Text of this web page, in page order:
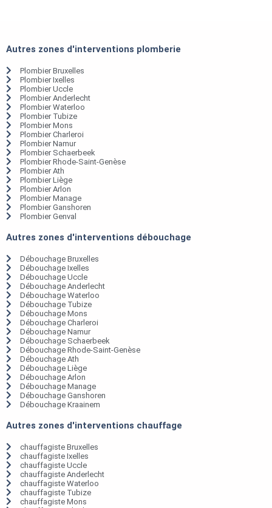
Autres zones d'interventions plomberie
Plombier Bruxelles
Plombier Ixelles
Plombier Uccle
Plombier Anderlecht
Plombier Waterloo
Plombier Tubize
Plombier Mons
Plombier Charleroi
Plombier Namur
Plombier Schaerbeek
Plombier Rhode-Saint-Genèse
Plombier Ath
Plombier Liège
Plombier Arlon
Plombier Manage
Plombier Ganshoren
Plombier Genval
Autres zones d'interventions débouchage
Débouchage Bruxelles
Débouchage Ixelles
Débouchage Uccle
Débouchage Anderlecht
Débouchage Waterloo
Débouchage Tubize
Débouchage Mons
Débouchage Charleroi
Débouchage Namur
Débouchage Schaerbeek
Débouchage Rhode-Saint-Genèse
Débouchage Ath
Débouchage Liège
Débouchage Arlon
Débouchage Manage
Débouchage Ganshoren
Débouchage Kraainem
Autres zones d'interventions chauffage
chauffagiste Bruxelles
chauffagiste Ixelles
chauffagiste Uccle
chauffagiste Anderlecht
chauffagiste Waterloo
chauffagiste Tubize
chauffagiste Mons